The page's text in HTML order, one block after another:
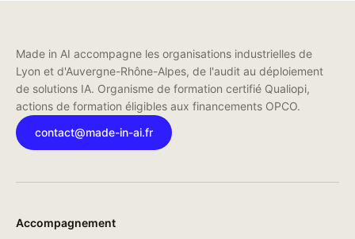
Made in AI accompagne les organisations industrielles de
Lyon et d'Auvergne-Rhône-Alpes, de l'audit au déploiement
de solutions IA. Organisme de formation certifié Qualiopi,
actions de formation éligibles aux financements OPCO.
contact@made-in-ai.fr
Accompagnement